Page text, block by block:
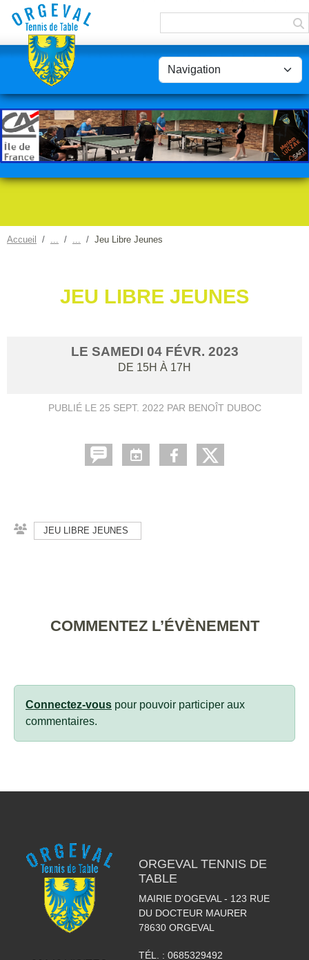
Accueil Jeu Libre Jeunes
JEU LIBRE JEUNES
LE SAMEDI 04 FÉVR. 2023
DE 15H À 17H
PUBLIÉ LE 25 SEPT. 2022 PAR BENOÎT DUBOC
JEU LIBRE JEUNES
COMMENTEZ L’ÉVÈNEMENT
Connectez-vous pour pouvoir participer aux
commentaires.
ORGEVAL TENNIS DE
TABLE
MAIRIE D'OGEVAL - 123 RUE
DU DOCTEUR MAURER
78630 ORGEVAL
TÉL. : 0685329492
Panneau de gestion des cookies